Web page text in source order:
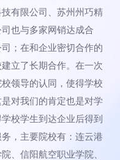
有限公司、苏州州巧精
也与多家网销达成合
；在和企业密切合作的
立了长期合作。在一次
领导的认同，使得学校
对我们的肯定也是对学
校学生到达企业后得到
，主要院校有：连云港
、信阳航空职业学院、